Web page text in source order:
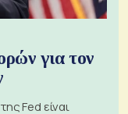
για τον
Fed είναι